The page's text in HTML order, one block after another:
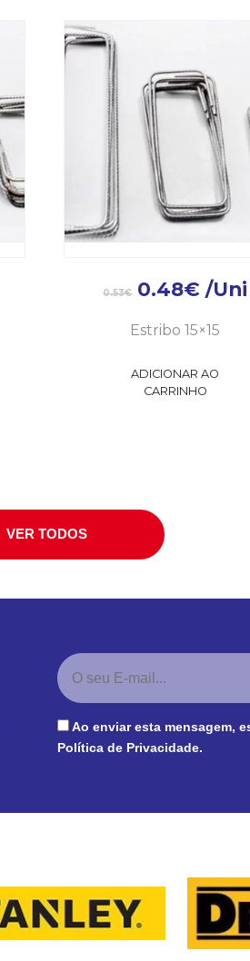
0.53€ 0.48€ /Uni
Estribo 15×15
ADICIONAR AO
CARRINHO
VER TODOS
Ao enviar esta mensagem,
Política de Privacidade.